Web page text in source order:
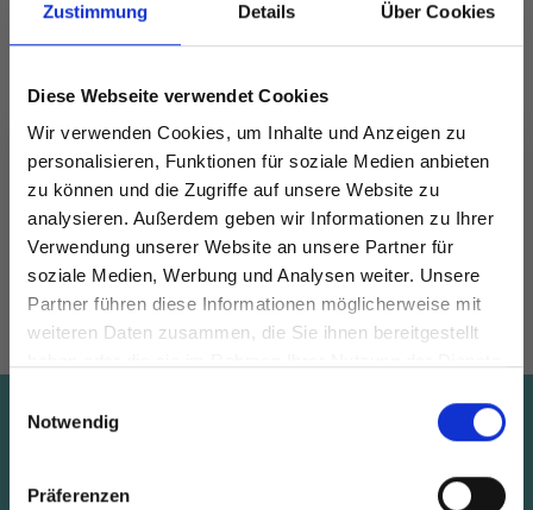
Zustimmung Details Über Cookies
Diese Webseite verwendet Cookies
Wir verwenden Cookies, um Inhalte und Anzeigen zu
personalisieren, Funktionen für soziale Medien anbieten
zu können und die Zugriffe auf unsere Website zu
analysieren. Außerdem geben wir Informationen zu Ihrer
Verwendung unserer Website an unsere Partner für
soziale Medien, Werbung und Analysen weiter. Unsere
Partner führen diese Informationen möglicherweise mit
weiteren Daten zusammen, die Sie ihnen bereitgestellt
Notwendig
Präferenzen
DROPS KID-SILK
EUR 3.55
Angebot bis
31/08/2026
Alle Optionen
ansehen
DROPS BELLE
EUR 2.05
Alle Optionen
ansehen
Erhalte unseren kostenlosen Newsletter und
Spare bis zu 50%
und erhalte exklusiven Zugang zu